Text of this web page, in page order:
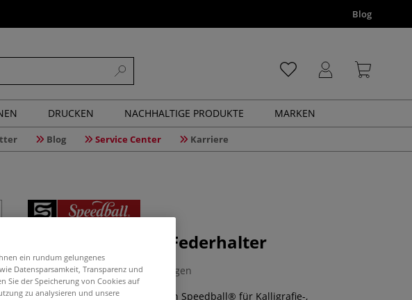
Blog
DRUCKEN NACHHALTIGE PRODUKTE MARKEN
Blog Service Center Karriere
Speedball® 2-in-1 Federhalter
0 Bewertungen
Vielseitiger 2-in-1 Federhalter von Speedball® für Kalligrafie-,
ein rundum gelungenes
Datensparsamkeit, Transparenz und
Sie der Speicherung von Cookies auf
zu analysieren und unsere